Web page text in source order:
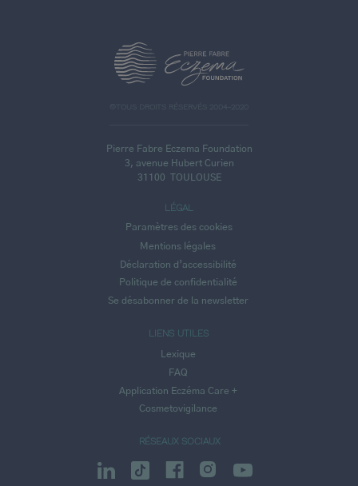
©TOUS DROITS RÉSERVÉS 2004-2020
Pierre Fabre Eczema Foundation
3, avenue Hubert Curien
31100
TOULOUSE
LIENS UTILES
Lexique
FAQ
Application Eczéma Care +
Cosmetovigilance
LÉGAL
Paramètres des cookies
Mentions légales
Déclaration d’accessibilité
Politique de confidentialité
Se désabonner de la newsletter
RÉSEAUX SOCIAUX